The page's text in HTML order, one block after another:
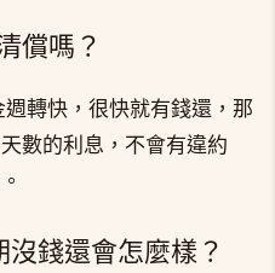
償嗎？
轉快，很快就有錢還，那
數的利息，不會有違約
錢還會怎麼樣？